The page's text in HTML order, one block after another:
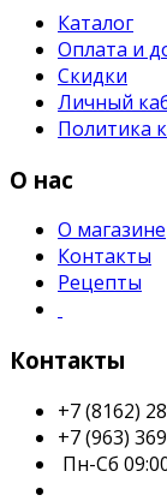
Каталог
Оплата и
Скидки
Личный
Политика
О нас
О магазине
Контакты
Рецепты
Контакты
+7 (8162)
+7 (963)
Пн-Сб